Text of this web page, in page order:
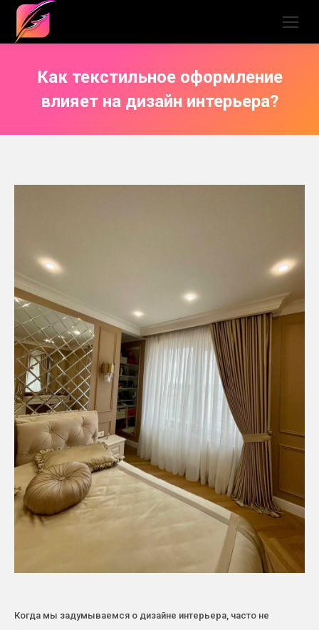
Как текстильное оформление
влияет на дизайн интерьера?
Когда мы задумываемся о дизайне интерьера, часто не